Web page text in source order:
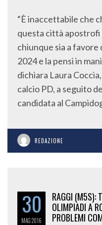
“È inaccettabile che
questa città apostrofi
chiunque sia a favore
2024 e la pensi in
dichiara Laura
calcio PD, a seguito
candidata al
REDAZIONE
30
MAG2016
RAGGI (M5S):
OLIMPIADI A
PROBLEMI